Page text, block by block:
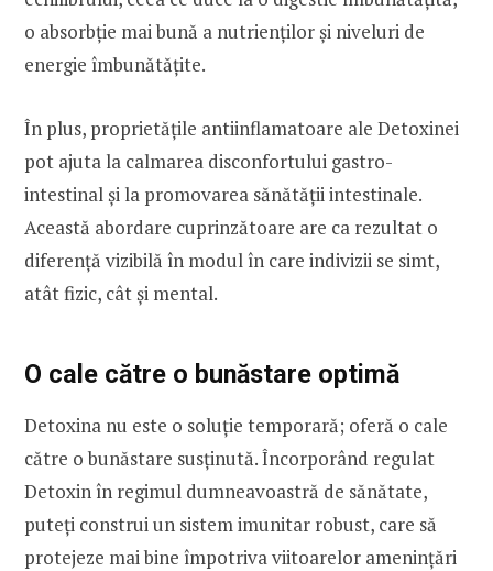
o absorbție mai bună a nutrienților și niveluri de
energie îmbunătățite.
În plus, proprietățile antiinflamatoare ale Detoxinei
pot ajuta la calmarea disconfortului gastro-
intestinal și la promovarea sănătății intestinale.
Această abordare cuprinzătoare are ca rezultat o
diferență vizibilă în modul în care indivizii se simt,
atât fizic, cât și mental.
O cale către o bunăstare optimă
Detoxina nu este o soluție temporară; oferă o cale
către o bunăstare susținută. Încorporând regulat
Detoxin în regimul dumneavoastră de sănătate,
puteți construi un sistem imunitar robust, care să
protejeze mai bine împotriva viitoarelor amenințări